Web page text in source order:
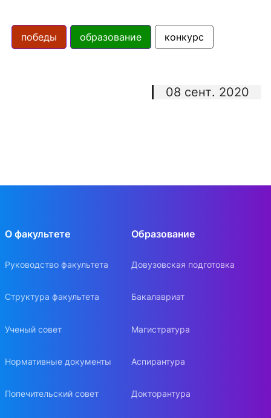
победы образование конкурс
08 сент. 2020
О факультете
Руководство факультета
Структура факультета
Ученый совет
Нормативные документы
Попечительский совет
Образование
Довузовская подготовка
Бакалавриат
Магистратура
Аспирантура
Докторантура